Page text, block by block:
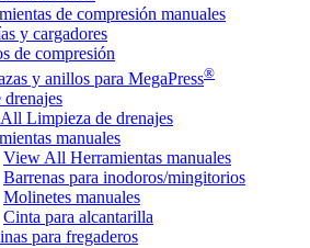
de compresión manuales
y cargadores
de compresión
y anillos para MegaPress®
Limpieza de drenajes
manuales
View All Herramientas manuales
Barrenas para inodoros/mingitorios
Molinetes manuales
Cinta para alcantarilla
para fregaderos